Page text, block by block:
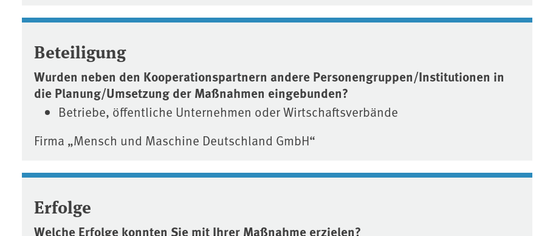
Beteiligung
Wurden neben den Kooperationspartnern andere Personengruppen/Institutionen in
die Planung/Umsetzung der Maßnahmen eingebunden?
Betriebe, öffentliche Unternehmen oder Wirtschaftsverbände
Firma „Mensch und Maschine Deutschland GmbH“
Erfolge
Welche Erfolge konnten Sie mit Ihrer Maßnahme erzielen?